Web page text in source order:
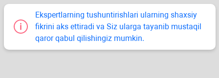
Ekspertlarning tushuntirishlari ularning shaхsiy
fikrini aks ettiradi va Siz ularga tayanib mustaqil
qaror qabul qilishingiz mumkin.